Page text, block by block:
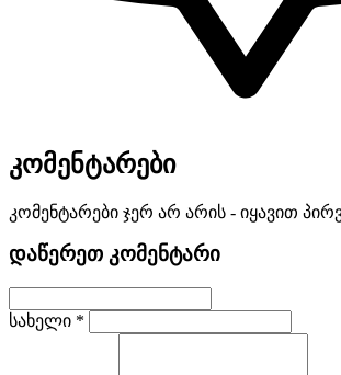
კომენტარები
კომენტარები ჯერ არ არის - იყავით
დაწერეთ კომენტარი
სახელი *